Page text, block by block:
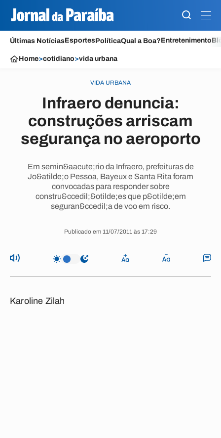
Últimas NotíciasEsportesPolíticaQual a Boa?Entretenimento
Home>cotidiano>vida urbana
VIDA URBANA
Infraero denuncia:
construções arriscam
segurança no aeroporto
Em semin&aacute;rio da Infraero, prefeituras de
Jo&atilde;o Pessoa, Bayeux e Santa Rita foram
convocadas para responder sobre
constru&ccedil;&otilde;es que p&otilde;em
seguran&ccedil;a de voo em risco.
Publicado em 11/07/2011 às 17:29
Karoline Zilah